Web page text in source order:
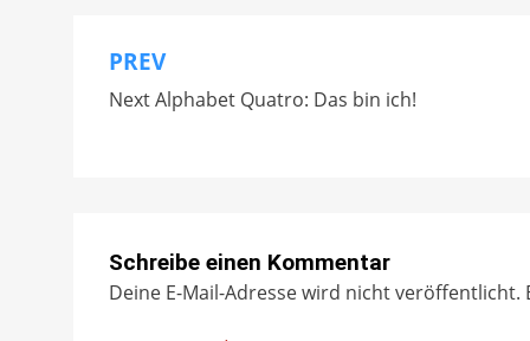
Beitragsnavigation
PREV
Next Alphabet Quatro: Das bin ich!
Schreibe einen Kommentar
Deine E-Mail-Adresse wird nicht veröffentlicht.